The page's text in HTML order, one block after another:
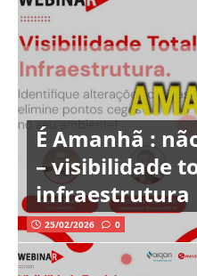
É Amanhã :
– visibilidade
infraestrutura
25/02/2026 0